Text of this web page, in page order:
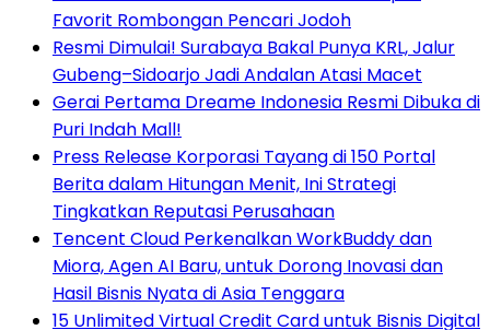
Favorit Rombongan Pencari Jodoh
Resmi Dimulai! Surabaya Bakal Punya KRL, Jalur
Gubeng–Sidoarjo Jadi Andalan Atasi Macet
Gerai Pertama Dreame Indonesia Resmi Dibuka di
Puri Indah Mall!
Press Release Korporasi Tayang di 150 Portal
Berita dalam Hitungan Menit, Ini Strategi
Tingkatkan Reputasi Perusahaan
Tencent Cloud Perkenalkan WorkBuddy dan
Miora, Agen AI Baru, untuk Dorong Inovasi dan
Hasil Bisnis Nyata di Asia Tenggara
15 Unlimited Virtual Credit Card untuk Bisnis Digital